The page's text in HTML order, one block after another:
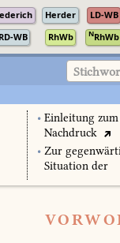
Herder LD-WB
RD-WB RhWb NRhWb
• Einleitung zum
Nachdruck
• Zur
Situation der